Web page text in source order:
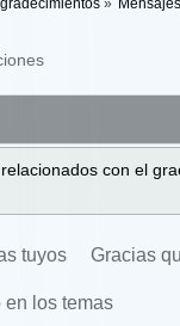
»
con el
tuyos Gracias
en los temas